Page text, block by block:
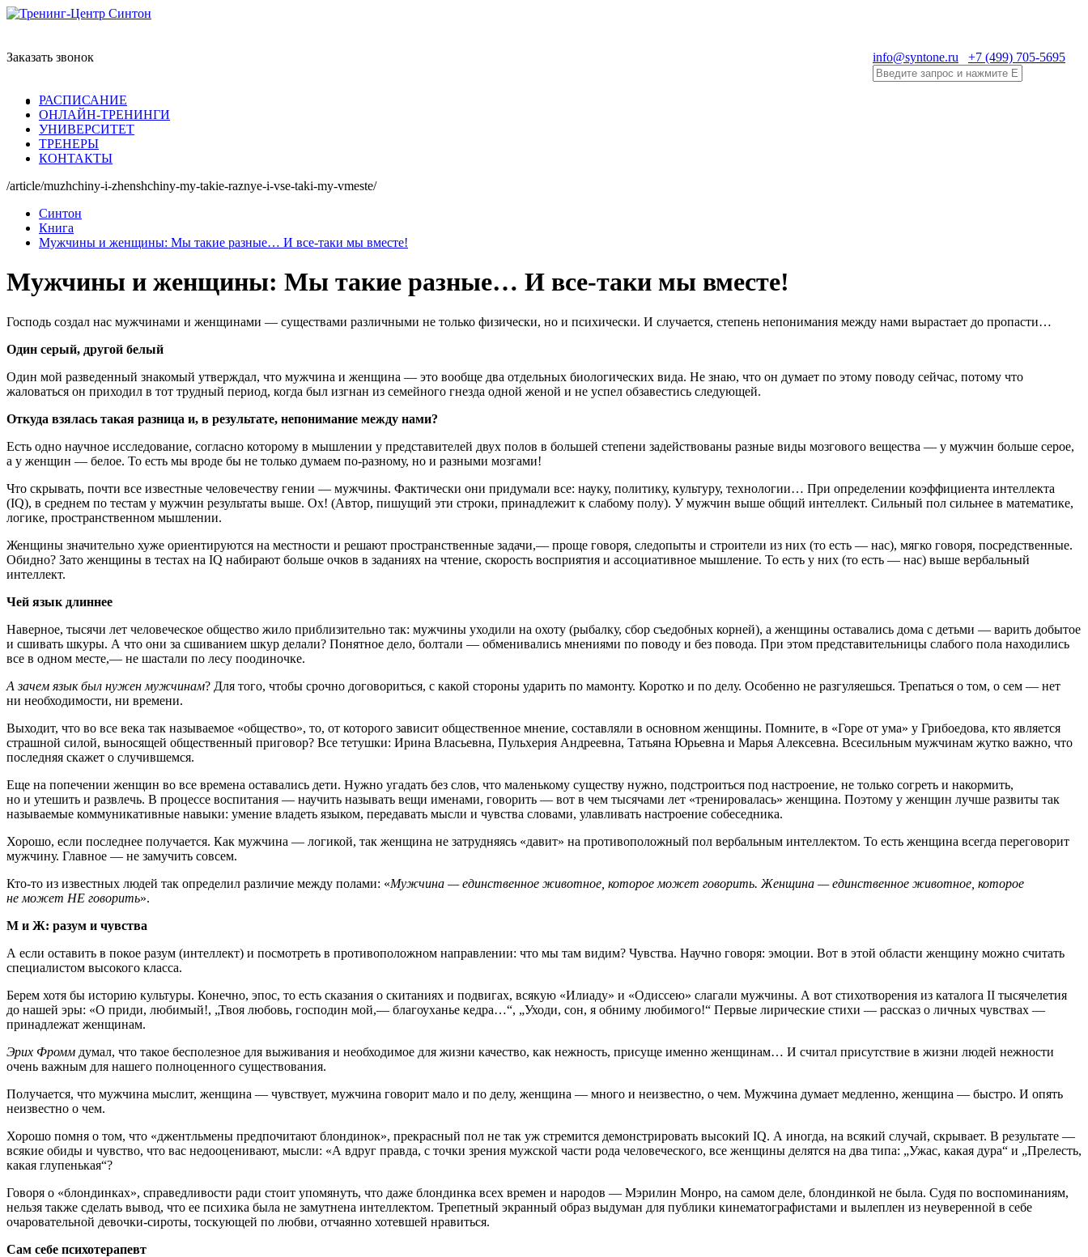
info@syntone.ru +7 (499) 705-5695
Заказать звонок
РАСПИСАНИЕ
ОНЛАЙН-ТРЕНИНГИ
УНИВЕРСИТЕТ
ТРЕНЕРЫ
КОНТАКТЫ
/article/muzhchiny-i-zhenshchiny-my-takie-raznye-i-vse-taki-my-vmeste/
Синтон
Книга
Мужчины и женщины: Мы такие разные… И все-таки мы вместе!
Мужчины и женщины: Мы такие разные… И все-таки мы вместе!
Господь создал нас мужчинами и женщинами — существами различными не только физически, но и психически. И случается, степень непонимания между нами вырастает до пропасти…
Один серый, другой белый
Один мой разведенный знакомый утверждал, что мужчина и женщина — это вообще два отдельных биологических вида. Не знаю, что он думает по этому поводу сейчас, потому что
жаловаться он приходил в тот трудный период, когда был изгнан из семейного гнезда одной женой и не успел обзавестись следующей.
Откуда взялась такая разница и, в результате, непонимание между нами?
Есть одно научное исследование, согласно которому в мышлении у представителей двух полов в большей степени задействованы разные виды мозгового вещества — у мужчин больше серое,
а у женщин — белое. То есть мы вроде бы не только думаем по-разному, но и разными мозгами!
Что скрывать, почти все известные человечеству гении — мужчины. Фактически они придумали все: науку, политику, культуру, технологии… При определении коэффициента интеллекта
(IQ), в среднем по тестам у мужчин результаты выше. Ох! (Автор, пишущий эти строки, принадлежит к слабому полу). У мужчин выше общий интеллект. Сильный пол сильнее в математике,
логике, пространственном мышлении.
Женщины значительно хуже ориентируются на местности и решают пространственные задачи,— проще говоря, следопыты и строители из них (то есть — нас), мягко говоря, посредственные.
Обидно? Зато женщины в тестах на IQ набирают больше очков в заданиях на чтение, скорость восприятия и ассоциативное мышление. То есть у них (то есть — нас) выше вербальный
интеллект.
Чей язык длиннее
Наверное, тысячи лет человеческое общество жило приблизительно так: мужчины уходили на охоту (рыбалку, сбор съедобных корней), а женщины оставались дома с детьми — варить добытое
и сшивать шкуры. А что они за сшиванием шкур делали? Понятное дело, болтали — обменивались мнениями по поводу и без повода. При этом представительницы слабого пола находились
все в одном месте,— не шастали по лесу поодиночке.
А зачем язык был нужен мужчинам? Для того, чтобы срочно договориться, с какой стороны ударить по мамонту. Коротко и по делу. Особенно не разгуляешься. Трепаться о том, о сем — нет
ни необходимости, ни времени.
Выходит, что во все века так называемое «общество», то, от которого зависит общественное мнение, составляли в основном женщины. Помните, в «Горе от ума» у Грибоедова, кто является
страшной силой, выносящей общественный приговор? Все тетушки: Ирина Власьевна, Пульхерия Андреевна, Татьяна Юрьевна и Марья Алексевна. Всесильным мужчинам жутко важно, что
последняя скажет о случившемся.
Еще на попечении женщин во все времена оставались дети. Нужно угадать без слов, что маленькому существу нужно, подстроиться под настроение, не только согреть и накормить,
но и утешить и развлечь. В процессе воспитания — научить называть вещи именами, говорить — вот в чем тысячами лет «тренировалась» женщина. Поэтому у женщин лучше развиты так
называемые коммуникативные навыки: умение владеть языком, передавать мысли и чувства словами, улавливать настроение собеседника.
Хорошо, если последнее получается. Как мужчина — логикой, так женщина не затрудняясь «давит» на противоположный пол вербальным интеллектом. То есть женщина всегда переговорит
мужчину. Главное — не замучить совсем.
Кто-то из известных людей так определил различие между полами: «Мужчина — единственное животное, которое может говорить. Женщина — единственное животное, которое
не может НЕ говорить».
М и Ж: разум и чувства
А если оставить в покое разум (интеллект) и посмотреть в противоположном направлении: что мы там видим? Чувства. Научно говоря: эмоции. Вот в этой области женщину можно считать
специалистом высокого класса.
Берем хотя бы историю культуры. Конечно, эпос, то есть сказания о скитаниях и подвигах, всякую «Илиаду» и «Одиссею» слагали мужчины. А вот стихотворения из каталога II тысячелетия
до нашей эры: «О приди, любимый!, „Твоя любовь, господин мой,— благоуханье кедра…“, „Уходи, сон, я обниму любимого!“ Первые лирические стихи — рассказ о личных чувствах —
принадлежат женщинам.
Эрих Фромм думал, что такое бесполезное для выживания и необходимое для жизни качество, как нежность, присуще именно женщинам… И считал присутствие в жизни людей нежности
очень важным для нашего полноценного существования.
Получается, что мужчина мыслит, женщина — чувствует, мужчина говорит мало и по делу, женщина — много и неизвестно, о чем. Мужчина думает медленно, женщина — быстро. И опять
неизвестно о чем.
Хорошо помня о том, что «джентльмены предпочитают блондинок», прекрасный пол не так уж стремится демонстрировать высокий IQ. А иногда, на всякий случай, скрывает. В результате —
всякие обиды и чувство, что вас недооценивают, мысли: «А вдруг правда, с точки зрения мужской части рода человеческого, все женщины делятся на два типа: „Ужас, какая дура“ и „Прелесть,
какая глупенькая“?
Говоря о «блондинках», справедливости ради стоит упомянуть, что даже блондинка всех времен и народов — Мэрилин Монро, на самом деле, блондинкой не была. Судя по воспоминаниям,
нельзя также сделать вывод, что ее психика была не замутнена интеллектом. Трепетный экранный образ выдуман для публики кинематографистами и вылеплен из неуверенной в себе
очаровательной девочки-сироты, тоскующей по любви, отчаянно хотевшей нравиться.
Сам себе психотерапевт